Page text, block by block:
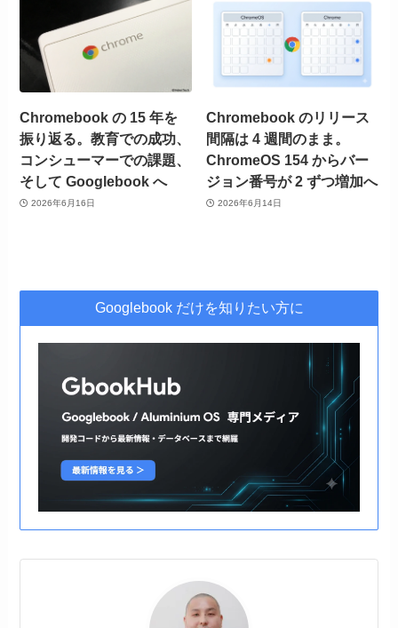
Chromebook の 15 年を
振り返る。教育での成功、
コンシューマーでの課題、
そして Googlebook へ
2026年6月16日
Chromebook のリリース
間隔は 4 週間のまま。
ChromeOS 154 からバー
ジョン番号が 2 ずつ増加へ
2026年6月14日
Googlebook だけを知りたい方に